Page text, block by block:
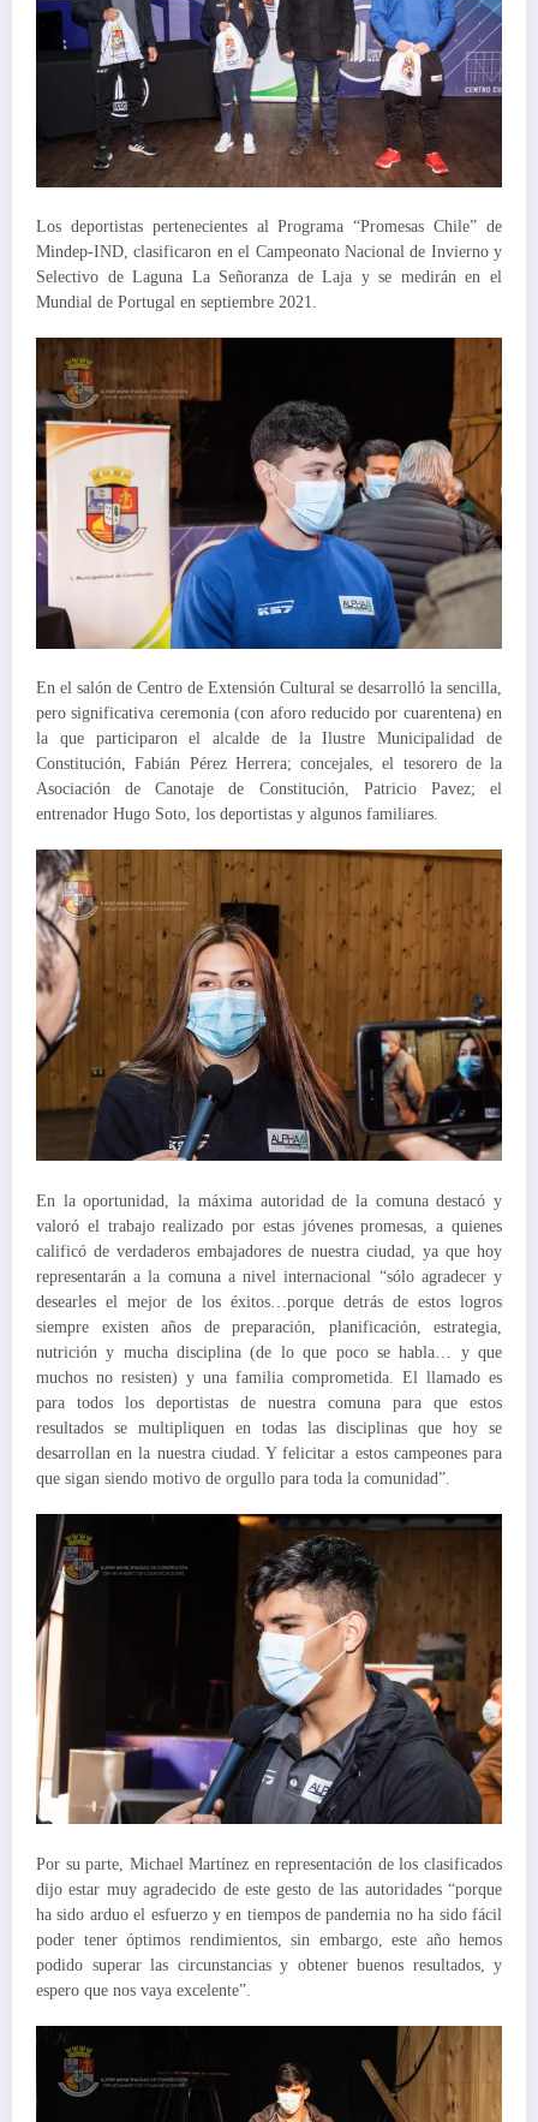
Los deportistas pertenecientes al Programa “Promesas Chile” de
Mindep-IND, clasificaron en el Campeonato Nacional de Invierno y
Selectivo de Laguna La Señoranza de Laja y se medirán en el
Mundial de Portugal en septiembre 2021.
En el salón de Centro de Extensión Cultural se desarrolló la sencilla,
pero significativa ceremonia (con aforo reducido por cuarentena) en
la que participaron el alcalde de la Ilustre Municipalidad de
Constitución, Fabián Pérez Herrera; concejales, el tesorero de la
Asociación de Canotaje de Constitución, Patricio Pavez; el
entrenador Hugo Soto, los deportistas y algunos familiares.
En la oportunidad, la máxima autoridad de la comuna destacó y
valoró el trabajo realizado por estas jóvenes promesas, a quienes
calificó de verdaderos embajadores de nuestra ciudad, ya que hoy
representarán a la comuna a nivel internacional “sólo agradecer y
desearles el mejor de los éxitos…porque detrás de estos logros
siempre existen años de preparación, planificación, estrategia,
nutrición y mucha disciplina (de lo que poco se habla… y que
muchos no resisten) y una familia comprometida. El llamado es
para todos los deportistas de nuestra comuna para que estos
resultados se multipliquen en todas las disciplinas que hoy se
desarrollan en la nuestra ciudad. Y felicitar a estos campeones para
que sigan siendo motivo de orgullo para toda la comunidad”.
Por su parte, Michael Martínez en representación de los clasificados
dijo estar muy agradecido de este gesto de las autoridades “porque
ha sido arduo el esfuerzo y en tiempos de pandemia no ha sido fácil
poder tener óptimos rendimientos, sin embargo, este año hemos
podido superar las circunstancias y obtener buenos resultados, y
espero que nos vaya excelente”.